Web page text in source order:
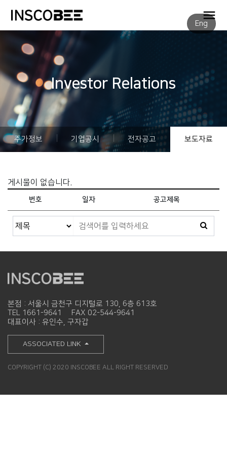
Eng
Investor Relations
주가정보 기업공시 전자공고 보도자료
게시물이 없습니다.
번호 일자 공고제목
본점 : 서울시 금천구 디지털로 130, 6층 613호
TEL 1661-9641
FAX 02-544-9641
대표이사 : 유인수, 구자갑
ASSOCIATED LINK
COPYRIGHT (C) 2020 INSCOBEE ALL RIGHT RESERVED